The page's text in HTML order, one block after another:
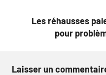
Les réhausses
pour
Laisser un